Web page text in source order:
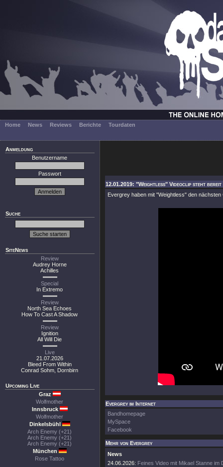
Home News Reviews Berichte Tourdaten
Anmeldung
Benutzername
Passwort
Suche
SiteNews
Review
Audrey Horne
Achilles
Special
In Extremo
Review
North Sea Echoes
How To Cast A Shadow
Review
Ignition
All Will Die
Live
21.07.2026
Bleed From Within
Conrad Sohm, Dornbirn
Upcoming Live
Graz
Wolfmother
Innsbruck
Wolfmother
Dinkelsbühl
Arch Enemy (+21)
Arch Enemy (+21)
Arch Enemy (+21)
München
Rose Tattoo
12.01.2019: "Weightless" Videoclip steht
Evergrey haben mit "Weightless" den nächsten
Evergrey im Internet
Bandhomepage
MySpace
Facebook
Mehr von Evergrey
News
24.06.2026: Feines Video mit Mikael Stanne im